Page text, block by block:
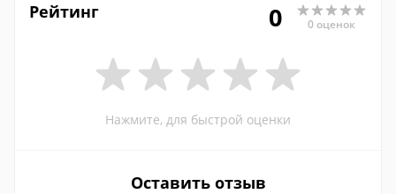
Рейтинг 0 0 оценок
Нажмите, для быстрой оценки
Оставить отзыв